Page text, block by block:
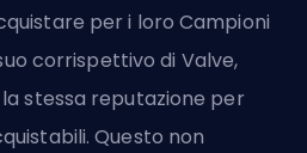
per i loro Campioni
corrispettivo di Valve,
stessa reputazione per
Questo non